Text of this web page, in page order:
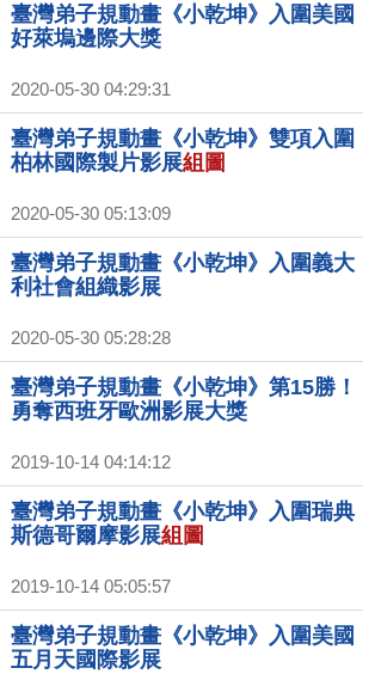
臺灣弟子規動畫《小乾坤》入圍美國
好萊塢邊際大獎
2020-05-30 04:29:31
臺灣弟子規動畫《小乾坤》雙項入圍
柏林國際製片影展組圖
2020-05-30 05:13:09
臺灣弟子規動畫《小乾坤》入圍義大
利社會組織影展
2020-05-30 05:28:28
臺灣弟子規動畫《小乾坤》第15勝！
勇奪西班牙歐洲影展大獎
2019-10-14 04:14:12
臺灣弟子規動畫《小乾坤》入圍瑞典
斯德哥爾摩影展組圖
2019-10-14 05:05:57
臺灣弟子規動畫《小乾坤》入圍美國
五月天國際影展